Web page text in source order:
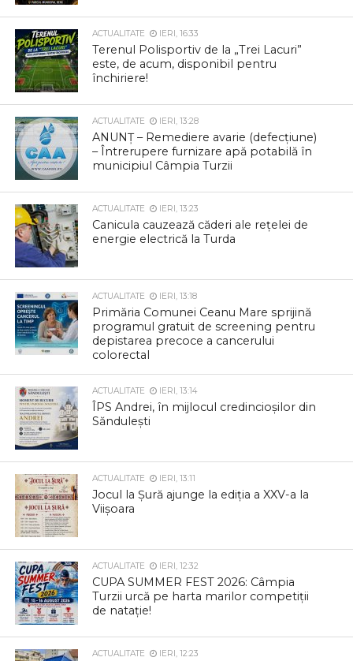
ACTUALITATE IERI, 16:33
Terenul Polisportiv de la „Trei Lacuri”
este, de acum, disponibil pentru
închiriere!
ACTUALITATE IERI, 13:28
ANUNȚ – Remediere avarie (defecțiune)
– Întrerupere furnizare apă potabilă în
municipiul Câmpia Turzii
ACTUALITATE IERI, 13:23
Canicula cauzează căderi ale rețelei de
energie electrică la Turda
ACTUALITATE IERI, 13:18
Primăria Comunei Ceanu Mare sprijină
programul gratuit de screening pentru
depistarea precoce a cancerului
colorectal
ACTUALITATE IERI, 13:14
ÎPS Andrei, în mijlocul credincioșilor din
Săndulești
ACTUALITATE IERI, 13:11
Jocul la Șură ajunge la ediția a XXV-a la
Viișoara
ACTUALITATE IERI, 12:32
CUPA SUMMER FEST 2026: Câmpia
Turzii urcă pe harta marilor competiții
de natație!
ACTUALITATE IERI, 12:23